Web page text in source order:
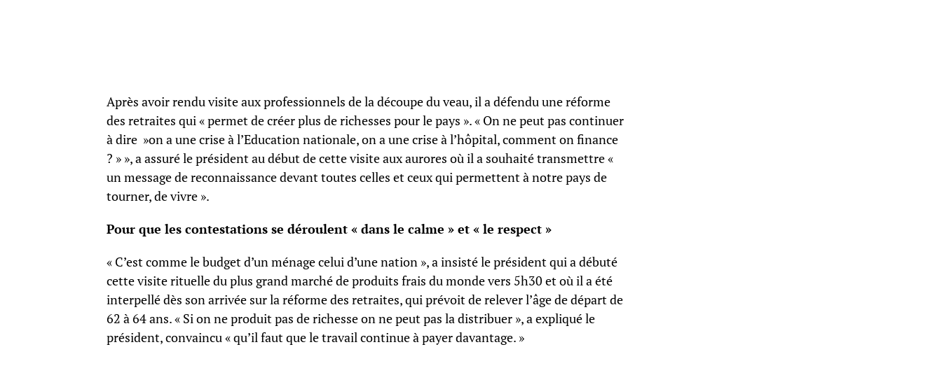
Après avoir rendu visite aux professionnels de la découpe du veau, il a défendu une réforme
des retraites qui « permet de créer plus de richesses pour le pays ». « On ne peut pas continuer
à dire »on a une crise à l’Education nationale, on a une crise à l’hôpital, comment on finance
? » », a assuré le président au début de cette visite aux aurores où il a souhaité transmettre «
un message de reconnaissance devant toutes celles et ceux qui permettent à notre pays de
tourner, de vivre ».
Pour que les contestations se déroulent « dans le calme » et « le respect »
« C’est comme le budget d’un ménage celui d’une nation », a insisté le président qui a débuté
cette visite rituelle du plus grand marché de produits frais du monde vers 5h30 et où il a été
interpellé dès son arrivée sur la réforme des retraites, qui prévoit de relever l’âge de départ de
62 à 64 ans. « Si on ne produit pas de richesse on ne peut pas la distribuer », a expliqué le
président, convaincu « qu’il faut que le travail continue à payer davantage. »